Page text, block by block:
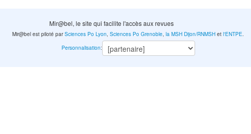
Mir@bel, le site qui facilite l'accès aux revues
Mir@bel est piloté parSciences Po Lyon,Sciences Po Grenoble,la MSH Dijon/RNMSH etl'ENTPE.
Personnalisation: